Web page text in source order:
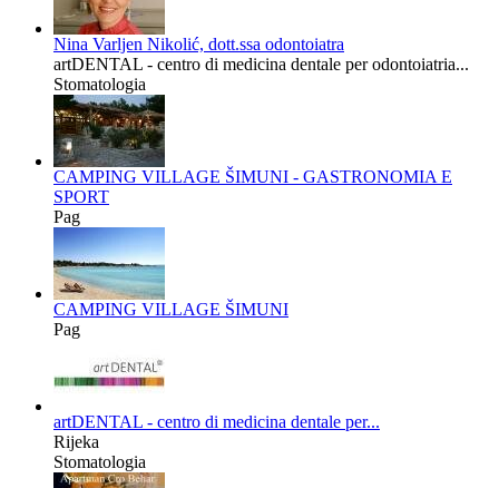
Nina Varljen Nikolić, dott.ssa odontoiatra
artDENTAL - centro di medicina dentale per odontoiatria...
Stomatologia
CAMPING VILLAGE ŠIMUNI - GASTRONOMIA E
SPORT
Pag
CAMPING VILLAGE ŠIMUNI
Pag
artDENTAL - centro di medicina dentale per...
Rijeka
Stomatologia